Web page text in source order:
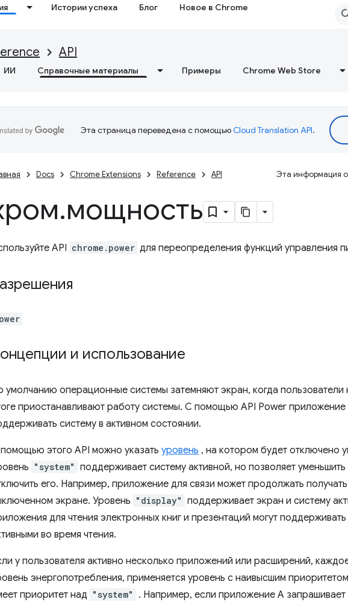
Истории успеха Блог Новое в Chrome
API
ИИ Справочные материалы Примеры Chrome Web Store
Эта страница переведена с помощьюCloud Translation API.
Docs Chrome Extensions Reference API Эта информация
.мощность
API chrome.power для переопределения функций управления
и использование
умолчанию операционные системы затемняют экран, когда пользователи
приостанавливают работу системы. С помощью API Power
систему в активном состоянии.
этого API можно указать уровень , на котором будет отключено
"system" поддерживает систему активной, но позволяет
его. Например, приложение для связи может продолжать
экране. Уровень "display" поддерживает экран и систему
для чтения электронных книг и презентаций могут
во время чтения.
у пользователя активно несколько приложений или расширений,
энергопотребления, применяется уровень с наивысшим
приоритет над "system"
. Например, если приложение A запрашивает